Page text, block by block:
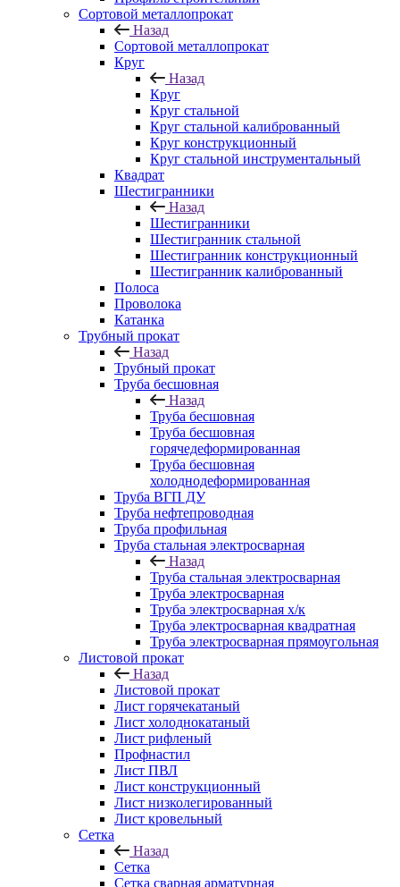
Сортовой металлопрокат
Назад
Сортовой металлопрокат
Круг
Назад
Круг
Круг стальной
Круг стальной калиброванный
Круг конструкционный
Круг стальной инструментальный
Квадрат
Шестигранники
Назад
Шестигранники
Шестигранник стальной
Шестигранник конструкционный
Шестигранник калиброванный
Полоса
Проволока
Катанка
Трубный прокат
Назад
Трубный прокат
Труба бесшовная
Назад
Труба бесшовная
Труба бесшовная
горячедеформированная
Труба бесшовная
холоднодеформированная
Труба ВГП ДУ
Труба нефтепроводная
Труба профильная
Труба стальная электросварная
Назад
Труба стальная электросварная
Труба электросварная
Труба электросварная х/к
Труба электросварная квадратная
Труба электросварная прямоугольная
Листовой прокат
Назад
Листовой прокат
Лист горячекатаный
Лист холоднокатаный
Лист рифленый
Профнастил
Лист ПВЛ
Лист конструкционный
Лист низколегированный
Лист кровельный
Сетка
Назад
Сетка
Сетка сварная арматурная